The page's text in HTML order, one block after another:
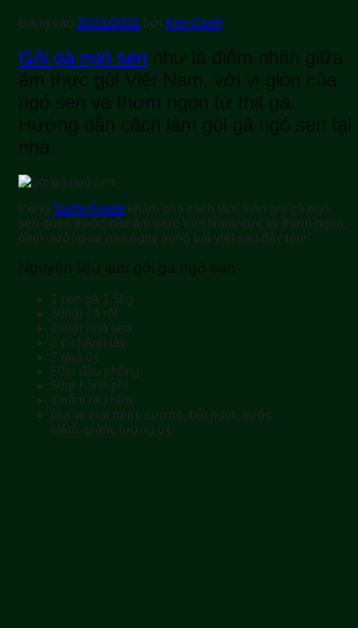
Đăng vào 30/11/2022 bởi Kim Oanh
Gỏi gà ngó sen như là điểm nhấn giữa
ẩm thực gỏi Việt Nam, với vị giòn của
ngó sen và thơm ngon từ thịt gà.
Hướng dẫn cách làm gỏi gà ngó sen tại
nhà.
Cùng Sachi Foods khám phá cách làm món gỏi gà ngó
sen quen thuộc của ẩm thực Việt Nam, cực kỳ thơm ngon,
dinh dưỡng tại nhà ngay trong bài viết sau đây nhé!
Nguyên liệu làm gỏi gà ngó sen
1 con gà 1.5kg
300gr cà rốt
200gr ngó sen
2 củ hành tây
2 quả ớt
50gr đậu phộng
50gr hành phi
1 nắm rau răm
Gia vị: Hạt nêm, đường, bột ngọt, nước
mắm, giấm, tương ớt.